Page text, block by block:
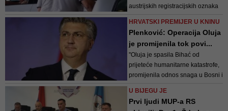
austrijskih registracijskih oznaka
HRVATSKI PREMIJER U KNINU
Plenković: Operacija Oluja
je promijenila tok povi...
''Oluja je spasila Bihać od
prijeteće humanitarne katastrofe,
promijenila odnos snaga u Bosni i
podsjetio je hrvatski premijer
U BIJEGU JE
Prvi ljudi MUP-a RS